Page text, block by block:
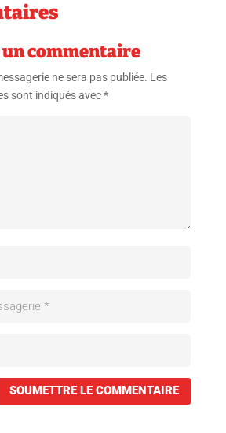
commentaire
ne sera pas publiée. Les
sont indiqués avec*
SOUMETTRE LE COMMENTAIRE